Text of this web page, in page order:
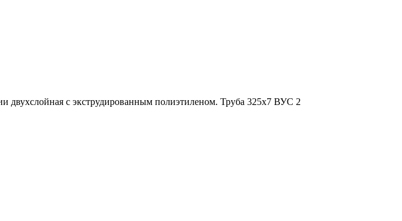
двухслойная с экструдированным полиэтиленом. Труба 325х7 ВУС 2